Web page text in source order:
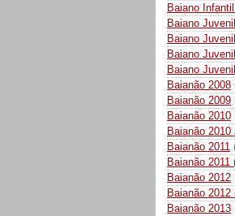
Baiano
Baiano
Baiano
Baiano
Baiano
Baianão 2008
Baianão 2009
Baianão 2010
Baianão 2010
Baianão 2011
Baianão 2011
Baianão 2012
Baianão 2012
Baianão 2013